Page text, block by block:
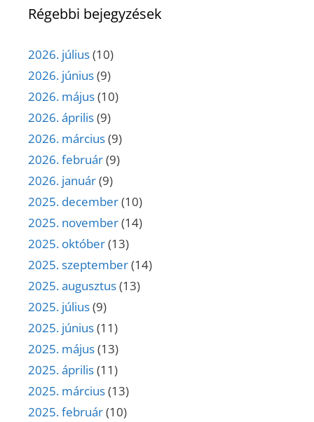
Régebbi bejegyzések
2026. július(10)
2026. június(9)
2026. május(10)
2026. április(9)
2026. március(9)
2026. február(9)
2026. január(9)
2025. december(10)
2025. november(14)
2025. október(13)
2025. szeptember(14)
2025. augusztus(13)
2025. július(9)
2025. június(11)
2025. május(13)
2025. április(11)
2025. március(13)
2025. február(10)